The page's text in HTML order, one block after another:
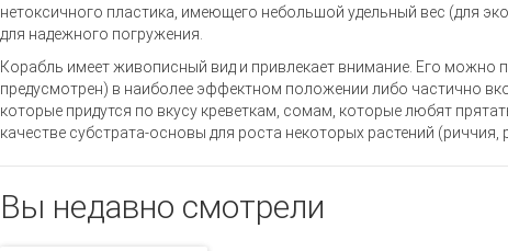
нетоксичного пластика, имеющего небольшой удельный вес (для
для надежного погружения.
Корабль имеет живописный вид и привлекает внимание. Его можно
предусмотрен) в наиболее эффектном положении либо частично
которые придутся по вкусу креветкам, сомам, которые любят
качестве субстрата-основы для роста некоторых растений (риччия,
Вы недавно смотрели